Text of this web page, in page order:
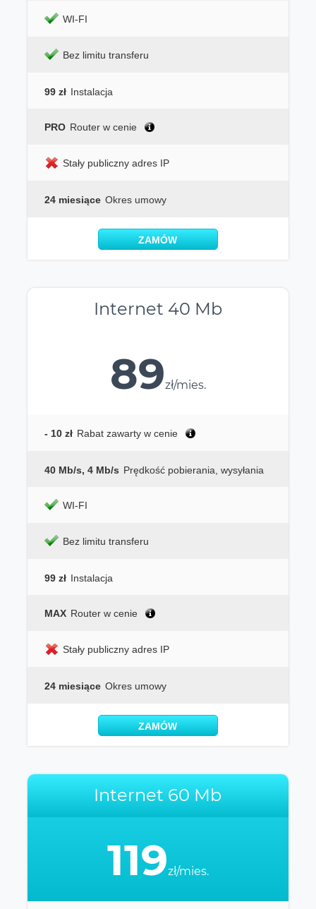
WI-FI
Bez limitu transferu
99 zł Instalacja
PRO Router w cenie
Stały publiczny adres IP
24 miesiące Okres umowy
ZAMÓW
Internet 40 Mb
89zł/mies.
- 10 zł Rabat zawarty w cenie
40 Mb/s, 4 Mb/s Prędkość pobierania, wysyłania
WI-FI
Bez limitu transferu
99 zł Instalacja
MAX Router w cenie
Stały publiczny adres IP
24 miesiące Okres umowy
ZAMÓW
Internet 60 Mb
119zł/mies.